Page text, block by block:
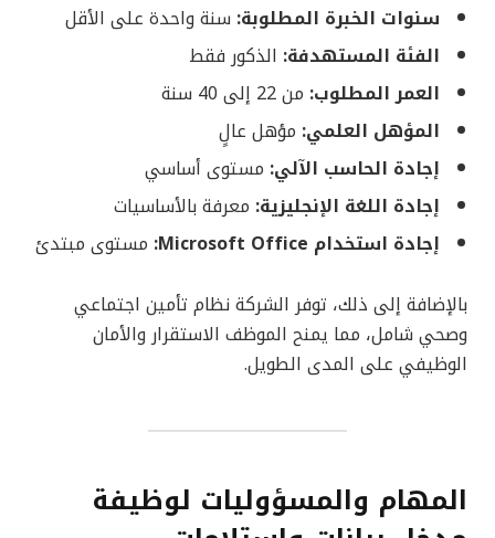
سنوات الخبرة المطلوبة: سنة واحدة على الأقل
الفئة المستهدفة: الذكور فقط
العمر المطلوب: من 22 إلى 40 سنة
المؤهل العلمي: مؤهل عالٍ
إجادة الحاسب الآلي: مستوى أساسي
إجادة اللغة الإنجليزية: معرفة بالأساسيات
إجادة استخدام Microsoft Office:
مستوى مبتدئ
بالإضافة إلى ذلك، توفر الشركة نظام تأمين اجتماعي
وصحي شامل، مما يمنح الموظف الاستقرار والأمان
الوظيفي على المدى الطويل.
المهام والمسؤوليات لوظيفة